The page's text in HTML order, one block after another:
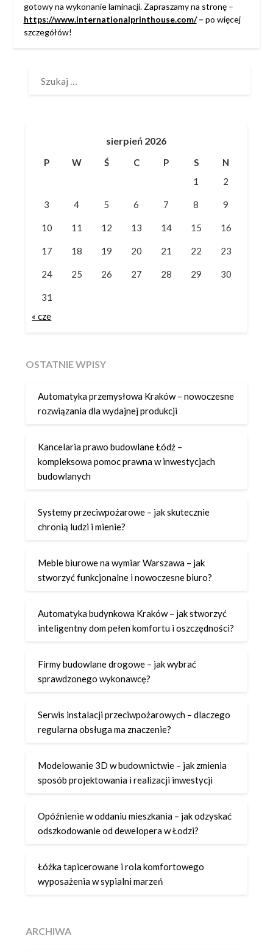
gotowy na wykonanie laminacji. Zapraszamy na stronę –
https://www.internationalprinthouse.com/– po więcej
szczegółów!
sierpień 2026
P W Ś C P S
N
1
2
3 4 5 6 7 8 9
10 11 12 13 14 15 16
17 18 19 20 21 22 23
24 25 26 27 28 29 30
31
« cze
OSTATNIE WPISY
Automatyka przemysłowa Kraków – nowoczesne
rozwiązania dla wydajnej produkcji
Kancelaria prawo budowlane Łódź –
kompleksowa pomoc prawna w inwestycjach
budowlanych
Systemy przeciwpożarowe – jak skutecznie
chronią ludzi i mienie?
Meble biurowe na wymiar Warszawa – jak
stworzyć funkcjonalne i nowoczesne biuro?
Automatyka budynkowa Kraków – jak stworzyć
inteligentny dom pełen komfortu i oszczędności?
Firmy budowlane drogowe – jak wybrać
sprawdzonego wykonawcę?
Serwis instalacji przeciwpożarowych – dlaczego
regularna obsługa ma znaczenie?
Modelowanie 3D w budownictwie – jak zmienia
sposób projektowania i realizacji inwestycji
Opóźnienie w oddaniu mieszkania – jak odzyskać
odszkodowanie od dewelopera w Łodzi?
Łóżka tapicerowane i rola komfortowego
wyposażenia w sypialni marzeń
ARCHIWA